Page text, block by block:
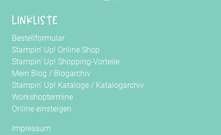
Linkliste
Bestellformular
Stampin' Up! Online Shop
Stampin' Up! Shopping-Vorteile
Mein Blog / Blogarchiv
Stampin' Up! Kataloge / Katalogarchiv
Workshoptermine
Online einsteigen
Impressum